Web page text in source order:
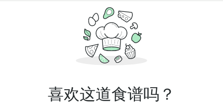
喜欢这道食谱吗？